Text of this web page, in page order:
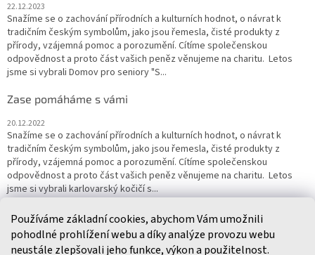
Používáme základní cookies, abychom Vám umožnili
pohodlné prohlížení webu a díky analýze provozu webu
neustále zlepšovali jeho funkce, výkon a použitelnost.
22.12.2023
Snažíme se o zachování přírodních a kulturních hodnot, o návrat k
tradičním českým symbolům, jako jsou řemesla, čisté produkty z
přírody, vzájemná pomoc a porozumění. Cítíme společenskou
odpovědnost a proto část vašich peněz věnujeme na charitu. Letos
jsme si vybrali Domov pro seniory "S...
Zase pomáháme s vámi
20.12.2022
Snažíme se o zachování přírodních a kulturních hodnot, o návrat k
tradičním českým symbolům, jako jsou řemesla, čisté produkty z
přírody, vzájemná pomoc a porozumění. Cítíme společenskou
odpovědnost a proto část vašich peněz věnujeme na charitu. Letos
jsme si vybrali karlovarský kočičí s...
ARCHIV